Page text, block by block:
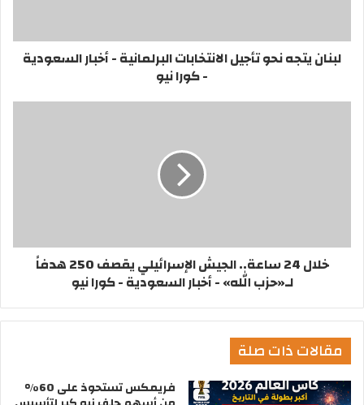
لبنان يتجه نحو تأجيل الانتخابات البرلمانية - أخبار السعودية
- كورا نيو
خلال 24 ساعة.. الجيش الإسرائيلي يقصف 250 هدفاً
لـ«حزب الله» - أخبار السعودية - كورا نيو
مقالات ذات صلة
فريمكس تستحوذ على 60%